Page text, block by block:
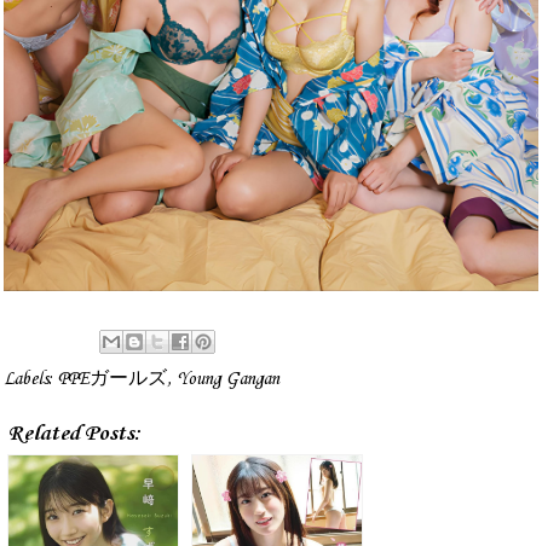
Labels: PPEガールズ, Young Gangan
Related Posts: